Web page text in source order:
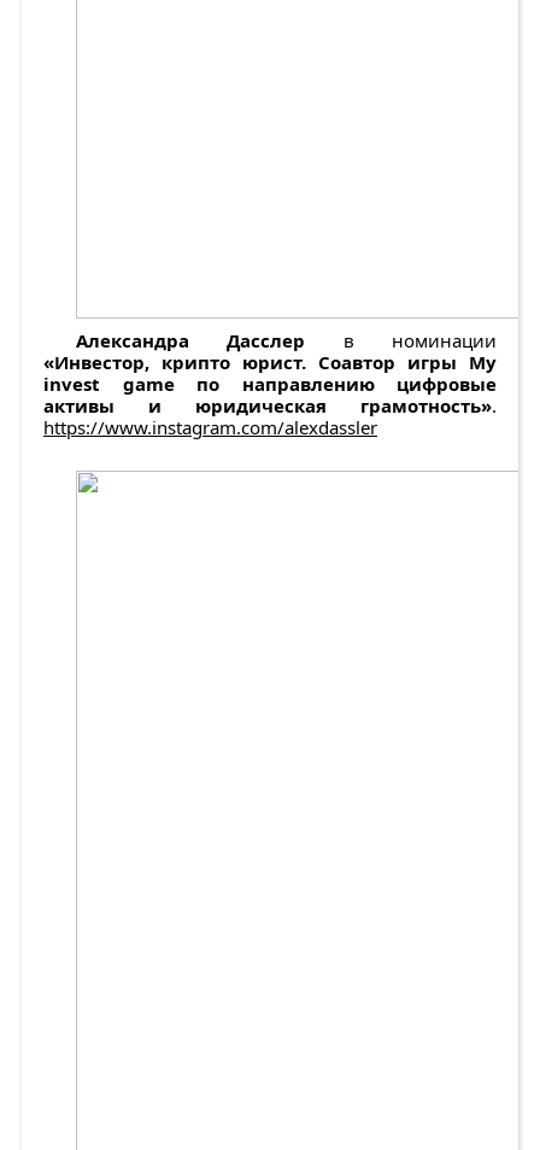
Александра Дасслер в номинации
«Инвестор, крипто юрист. Соавтор игры Мy
invest game по направлению цифровые
активы и юридическая грамотность».
https://www.instagram.com/alexdassler